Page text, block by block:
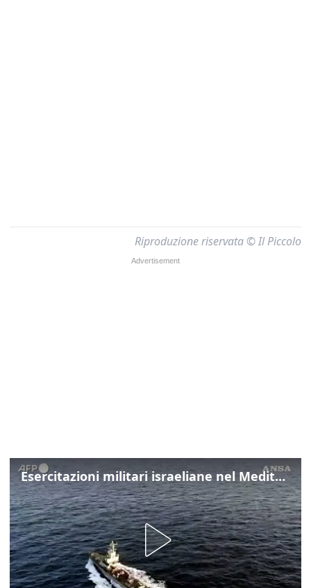
Riproduzione riservata © Il Piccolo
Esercitazioni militari israeliane nel Mediterraneo e nel Mar Rosso